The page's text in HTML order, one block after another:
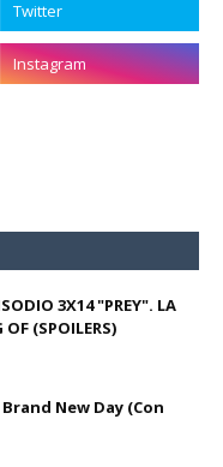
3X14 "PREY". LA
(SPOILERS)
New Day (Con